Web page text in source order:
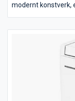
modernt konstverk,
Fläktläge gör att du
luftcirkulation.
för alla typer av
grundvärme även